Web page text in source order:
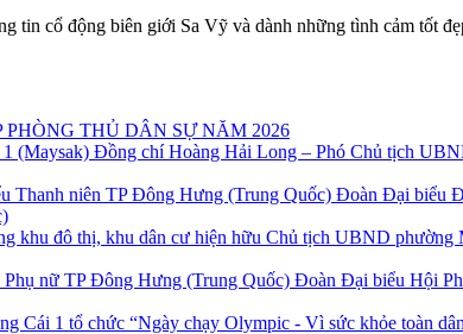
tin cổ động biên giới Sa Vỹ và dành những tình cảm tốt
THỦ DÂN SỰ NĂM 2026
Đồng chí Hoàng Hải Long – Phó Chủ tịch
Đoàn Đại biểu
Chủ tịch UBND phường
Đoàn Đại biểu Hội
Cái 1 tổ chức “Ngày chạy Olympic - Vì sức khỏe toàn